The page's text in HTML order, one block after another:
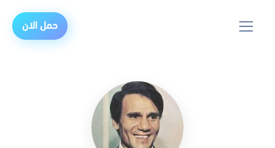
حمل الان